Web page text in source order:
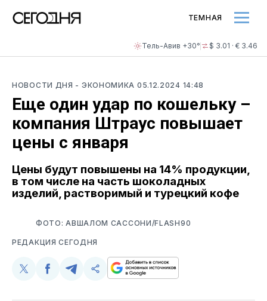
Тель-Авив +30° $ 3.01 · € 3.46
ТЕМНАЯ
НОВОСТИ ДНЯ - ЭКОНОМИКА 05.12.2024 14:48
Еще один удар по кошельку –
компания Штраус повышает
цены с января
Цены будут повышены на 14% продукции,
в том числе на часть шоколадных
изделий, растворимый и турецкий кофе
ФОТО: АВШАЛОМ САССОНИ/FLASH90
РЕДАКЦИЯ СЕГОДНЯ
Поделиться
Twitter
Поделиться
Facebook
Поделиться
Telegram
Скопируйте
поделитесь